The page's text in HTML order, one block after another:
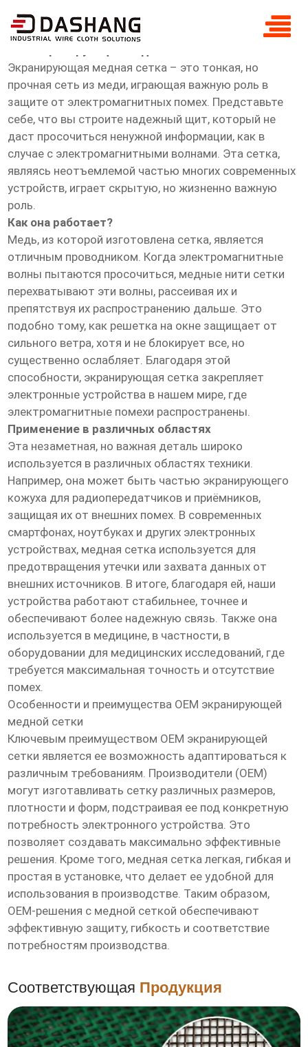
OEM экранирующая медная сетка
Экранирующая медная сетка – это тонкая, но
прочная сеть из меди, играющая важную роль в
защите от электромагнитных помех. Представьте
себе, что вы строите надежный щит, который не
даст просочиться ненужной информации, как в
случае с электромагнитными волнами. Эта сетка,
являясь неотъемлемой частью многих современных
устройств, играет скрытую, но жизненно важную
роль.
Как она работает?
Медь, из которой изготовлена сетка, является
отличным проводником. Когда электромагнитные
волны пытаются просочиться, медные нити сетки
перехватывают эти волны, рассеивая их и
препятствуя их распространению дальше. Это
подобно тому, как решетка на окне защищает от
сильного ветра, хотя и не блокирует все, но
существенно ослабляет. Благодаря этой
способности, экранирующая сетка закрепляет
электронные устройства в нашем мире, где
электромагнитные помехи распространены.
Применение в различных областях
Эта незаметная, но важная деталь широко
используется в различных областях техники.
Например, она может быть частью экранирующего
кожуха для радиопередатчиков и приёмников,
защищая их от внешних помех. В современных
смартфонах, ноутбуках и других электронных
устройствах, медная сетка используется для
предотвращения утечки или захвата данных от
внешних источников. В итоге, благодаря ей, наши
устройства работают стабильнее, точнее и
обеспечивают более надежную связь. Также она
используется в медицине, в частности, в
оборудовании для медицинских исследований, где
требуется максимальная точность и отсутствие
помех.
Особенности и преимущества OEM экранирующей
медной сетки
Ключевым преимуществом OEM экранирующей
сетки является ее возможность адаптироваться к
различным требованиям. Производители (OEM)
могут изготавливать сетку различных размеров,
плотности и форм, подстраивая ее под конкретную
потребность электронного устройства. Это
позволяет создавать максимально эффективные
решения. Кроме того, медная сетка легкая, гибкая и
простая в установке, что делает ее удобной для
использования в производстве. Таким образом,
OEM-решения с медной сеткой обеспечивают
эффективную защиту, гибкость и соответствие
потребностям производства.
Соответствующая Продукция